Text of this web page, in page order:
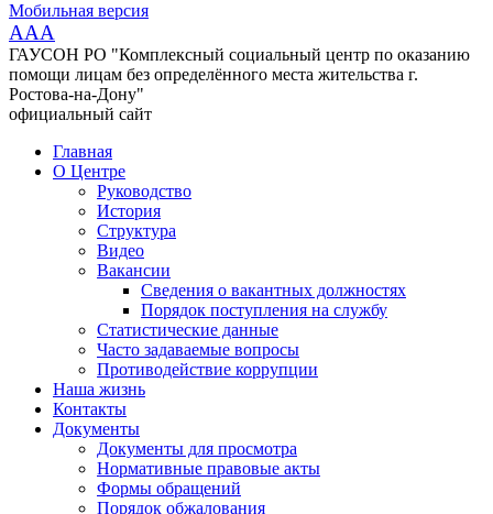
Мобильная версия
AAA
ГАУСОН РО "Комплексный социальный центр по оказанию
помощи лицам без определённого места жительства г.
Ростова-на-Дону"
официальный сайт
Главная
О Центре
Руководство
История
Структура
Видео
Вакансии
Сведения о вакантных должностях
Порядок поступления на службу
Статистические данные
Часто задаваемые вопросы
Противодействие коррупции
Наша жизнь
Контакты
Документы
Документы для просмотра
Нормативные правовые акты
Формы обращений
Порядок обжалования